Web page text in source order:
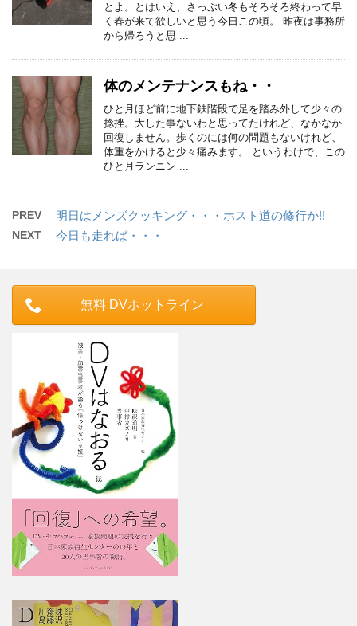
とよ。とはいえ、さっぶい冬もそろそろ終わって早
く春が来て欲しいと思う今日この頃。 昨夜は事務所
から帰ろうと思 ...
体のメンテナンスもね・・
ひと月ほど前に地下鉄階段で足を踏み外して少々の
捻挫。大した事ないわと思ってたけれど、なかなか
回復しません。歩くのには何の問題もないけれど、
体重をかけると少々痛みます。 というわけで、この
ひと月ランニン ...
PREV 明日はメンズクッキング・・・ホスト道の修行か!!
NEXT 今日も走れば・・・
無料 DVホットライン